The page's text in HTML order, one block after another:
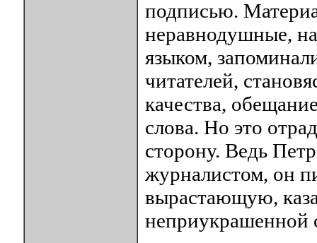
подписью.
неравнодушные,
языком,
читателей,
качества,
слова. Но это
сторону. Ведь
журналистом, он
вырастающую,
неприукрашенной